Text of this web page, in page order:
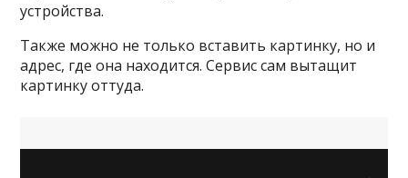
устройства.
Также можно не только вставить картинку, но и
адрес, где она находится. Сервис сам вытащит
картинку оттуда.